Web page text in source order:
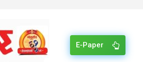
E-Paper